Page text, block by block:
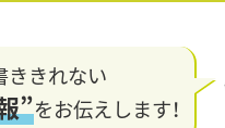
ききれない
”をお伝えします！